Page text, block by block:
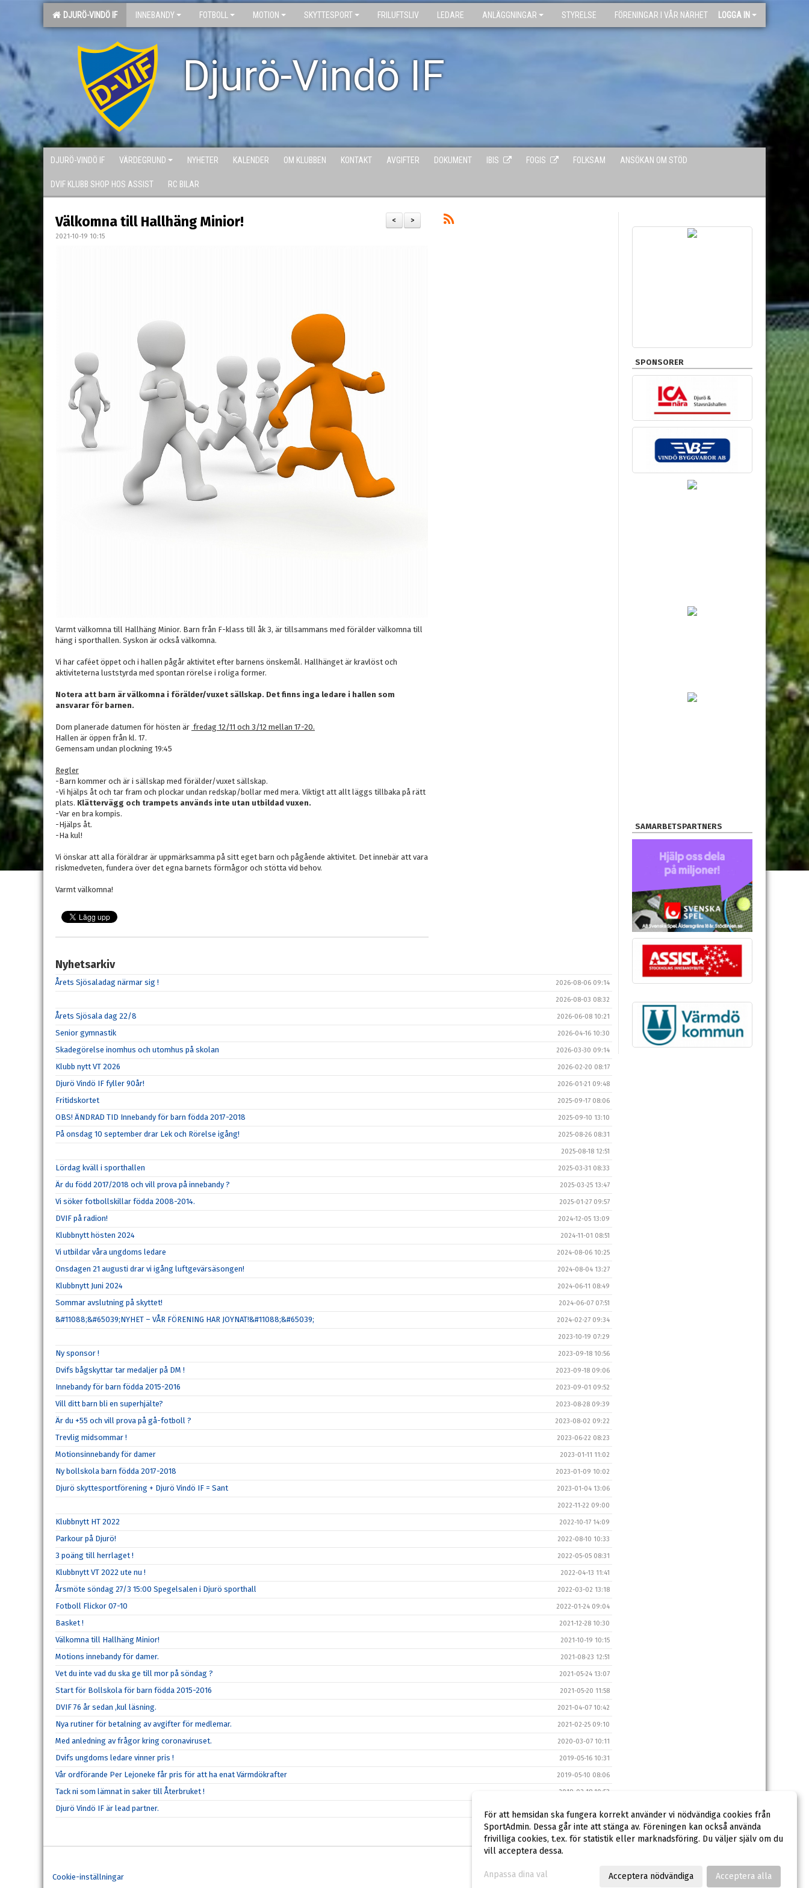
DJURÖ-VINDÖ IF INNEBANDY FOTBOLL MOTION SKYTTESPORT FRILUFTSLIV LEDARE ANLÄGGNINGAR STYRELSE FÖRENINGAR I VÅR NÄRHET LOGGA IN
Djurö-Vindö IF
DJURÖ-VINDÖ IF VÄRDEGRUND NYHETER KALENDER OM KLUBBEN KONTAKT AVGIFTER DOKUMENT IBIS FOGIS FOLKSAM ANSÖKAN OM STÖD
DVIF KLUBB SHOP HOS ASSIST RC BILAR
>
<
Välkomna till Hallhäng Minior!
2021-10-19 10:15
Varmt välkomna till Hallhäng Minior. Barn från F-klass till åk 3, är tillsammans med förälder välkomna till
häng i sporthallen. Syskon är också välkomna.
Vi har caféet öppet och i hallen pågår aktivitet efter barnens önskemål. Hallhänget är kravlöst och
aktiviteterna luststyrda med spontan rörelse i roliga former.
Notera att barn är välkomna i förälder/vuxet sällskap. Det finns inga ledare i hallen som
ansvarar för barnen.
Dom planerade datumen för hösten är fredag 12/11 och 3/12 mellan 17-20.
Hallen är öppen från kl. 17.
Gemensam undan plockning 19:45
Regler
-Barn kommer och är i sällskap med förälder/vuxet sällskap.
-Vi hjälps åt och tar fram och plockar undan redskap/bollar med mera. Viktigt att allt läggs tillbaka på rätt
plats. Klättervägg och trampets används inte utan utbildad vuxen.
-Var en bra kompis.
-Hjälps åt.
-Ha kul!
Vi önskar att alla föräldrar är uppmärksamma på sitt eget barn och pågående aktivitet. Det innebär att vara
riskmedveten, fundera över det egna barnets förmågor och stötta vid behov.
Varmt välkomna!
Nyhetsarkiv
Årets Sjösaladag närmar sig ! 2026-08-06 09:14
2026-08-03 08:32
Årets Sjösala dag 22/8 2026-06-08 10:21
Senior gymnastik 2026-04-16 10:30
Skadegörelse inomhus och utomhus på skolan 2026-03-30 09:14
Klubb nytt VT 2026 2026-02-20 08:17
Djurö Vindö IF fyller 90år! 2026-01-21 09:48
Fritidskortet 2025-09-17 08:06
OBS! ÄNDRAD TID Innebandy för barn födda 2017-2018 2025-09-10 13:10
På onsdag 10 september drar Lek och Rörelse igång! 2025-08-26 08:31
2025-08-18 12:51
Lördag kväll i sporthallen 2025-03-31 08:33
Är du född 2017/2018 och vill prova på innebandy ? 2025-03-25 13:47
Vi söker fotbollskillar födda 2008-2014. 2025-01-27 09:57
DVIF på radion! 2024-12-05 13:09
Klubbnytt hösten 2024 2024-11-01 08:51
Vi utbildar våra ungdoms ledare 2024-08-06 10:25
Onsdagen 21 augusti drar vi igång luftgevärsäsongen! 2024-08-04 13:27
Klubbnytt Juni 2024 2024-06-11 08:49
Sommar avslutning på skyttet! 2024-06-07 07:51
&#11088;&#65039;NYHET – VÅR FÖRENING HAR JOYNAT!&#11088;&#65039; 2024-02-27 09:34
2023-10-19 07:29
Ny sponsor ! 2023-09-18 10:56
Dvifs bågskyttar tar medaljer på DM ! 2023-09-18 09:06
Innebandy för barn födda 2015-2016 2023-09-01 09:52
Vill ditt barn bli en superhjälte? 2023-08-28 09:39
Är du +55 och vill prova på gå-fotboll ? 2023-08-02 09:22
Trevlig midsommar ! 2023-06-22 08:23
Motionsinnebandy för damer 2023-01-11 11:02
Ny bollskola barn födda 2017-2018 2023-01-09 10:02
Djurö skyttesportförening + Djurö Vindö IF = Sant 2023-01-04 13:06
2022-11-22 09:00
Klubbnytt HT 2022 2022-10-17 14:09
Parkour på Djurö! 2022-08-10 10:33
3 poäng till herrlaget ! 2022-05-05 08:31
Klubbnytt VT 2022 ute nu ! 2022-04-13 11:41
Årsmöte söndag 27/3 15:00 Spegelsalen i Djurö sporthall 2022-03-02 13:18
Fotboll Flickor 07-10 2022-01-24 09:04
Basket ! 2021-12-28 10:30
Välkomna till Hallhäng Minior! 2021-10-19 10:15
Motions innebandy för damer. 2021-08-23 12:51
Vet du inte vad du ska ge till mor på söndag ? 2021-05-24 13:07
Start för Bollskola för barn födda 2015-2016 2021-05-20 11:58
DVIF 76 år sedan ,kul läsning. 2021-04-07 10:42
Nya rutiner för betalning av avgifter för medlemar. 2021-02-25 09:10
Med anledning av frågor kring coronaviruset. 2020-03-07 10:11
Dvifs ungdoms ledare vinner pris ! 2019-05-16 10:31
Vår ordförande Per Lejoneke får pris för att ha enat Värmdökrafter 2019-05-10 08:06
Tack ni som lämnat in saker till Återbruket ! 2019-02-18 10:53
Djurö Vindö IF är lead partner. 2018-10-23 15:43
2017-12-21 10:26
SPONSORER
SAMARBETSPARTNERS
Cookie-inställningar
För att hemsidan ska fungera korrekt använder vi nödvändiga cookies från
SportAdmin. Dessa går inte att stänga av. Föreningen kan också använda
frivilliga cookies, t.ex. för statistik eller marknadsföring. Du väljer själv om du
vill acceptera dessa.
Anpassa dina val Acceptera nödvändiga Acceptera alla